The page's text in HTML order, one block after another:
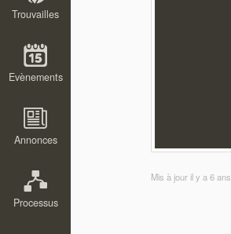
Trouvailles
Evènements
Annonces
Processus
Mis à jouril y a 6 ans